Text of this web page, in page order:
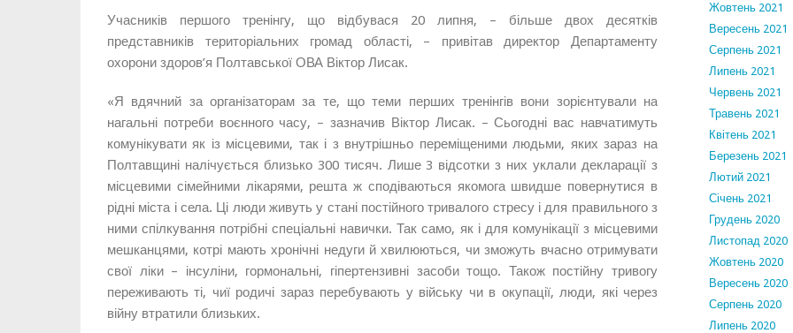
Учасників першого тренінгу, що відбувася 20 липня, – більше двох десятків
представників територіальних громад області, – привітав директор Департаменту
охорони здоров’я Полтавської ОВА Віктор Лисак.
«Я вдячний за організаторам за те, що теми перших тренінгів вони зорієнтували на
нагальні потреби воєнного часу, – зазначив Віктор Лисак. – Сьогодні вас навчатимуть
комунікувати як із місцевими, так і з внутрішньо переміщеними людьми, яких зараз на
Полтавщині налічується близько 300 тисяч. Лише 3 відсотки з них уклали декларації з
місцевими сімейними лікарями, решта ж сподіваються якомога швидше повернутися в
рідні міста і села. Ці люди живуть у стані постійного тривалого стресу і для правильного з
ними спілкування потрібні спеціальні навички. Так само, як і для комунікації з місцевими
мешканцями, котрі мають хронічні недуги й хвилюються, чи зможуть вчасно отримувати
свої ліки – інсуліни, гормональні, гіпертензивні засоби тощо. Також постійну тривогу
переживають ті, чиї родичі зараз перебувають у війську чи в окупації, люди, які через
війну втратили близьких.
Жовтень 2021
Вересень 2021
Серпень 2021
Липень 2021
Червень 2021
Травень 2021
Квітень 2021
Березень 2021
Лютий 2021
Січень 2021
Грудень 2020
Листопад 2020
Жовтень 2020
Вересень 2020
Серпень 2020
Липень 2020